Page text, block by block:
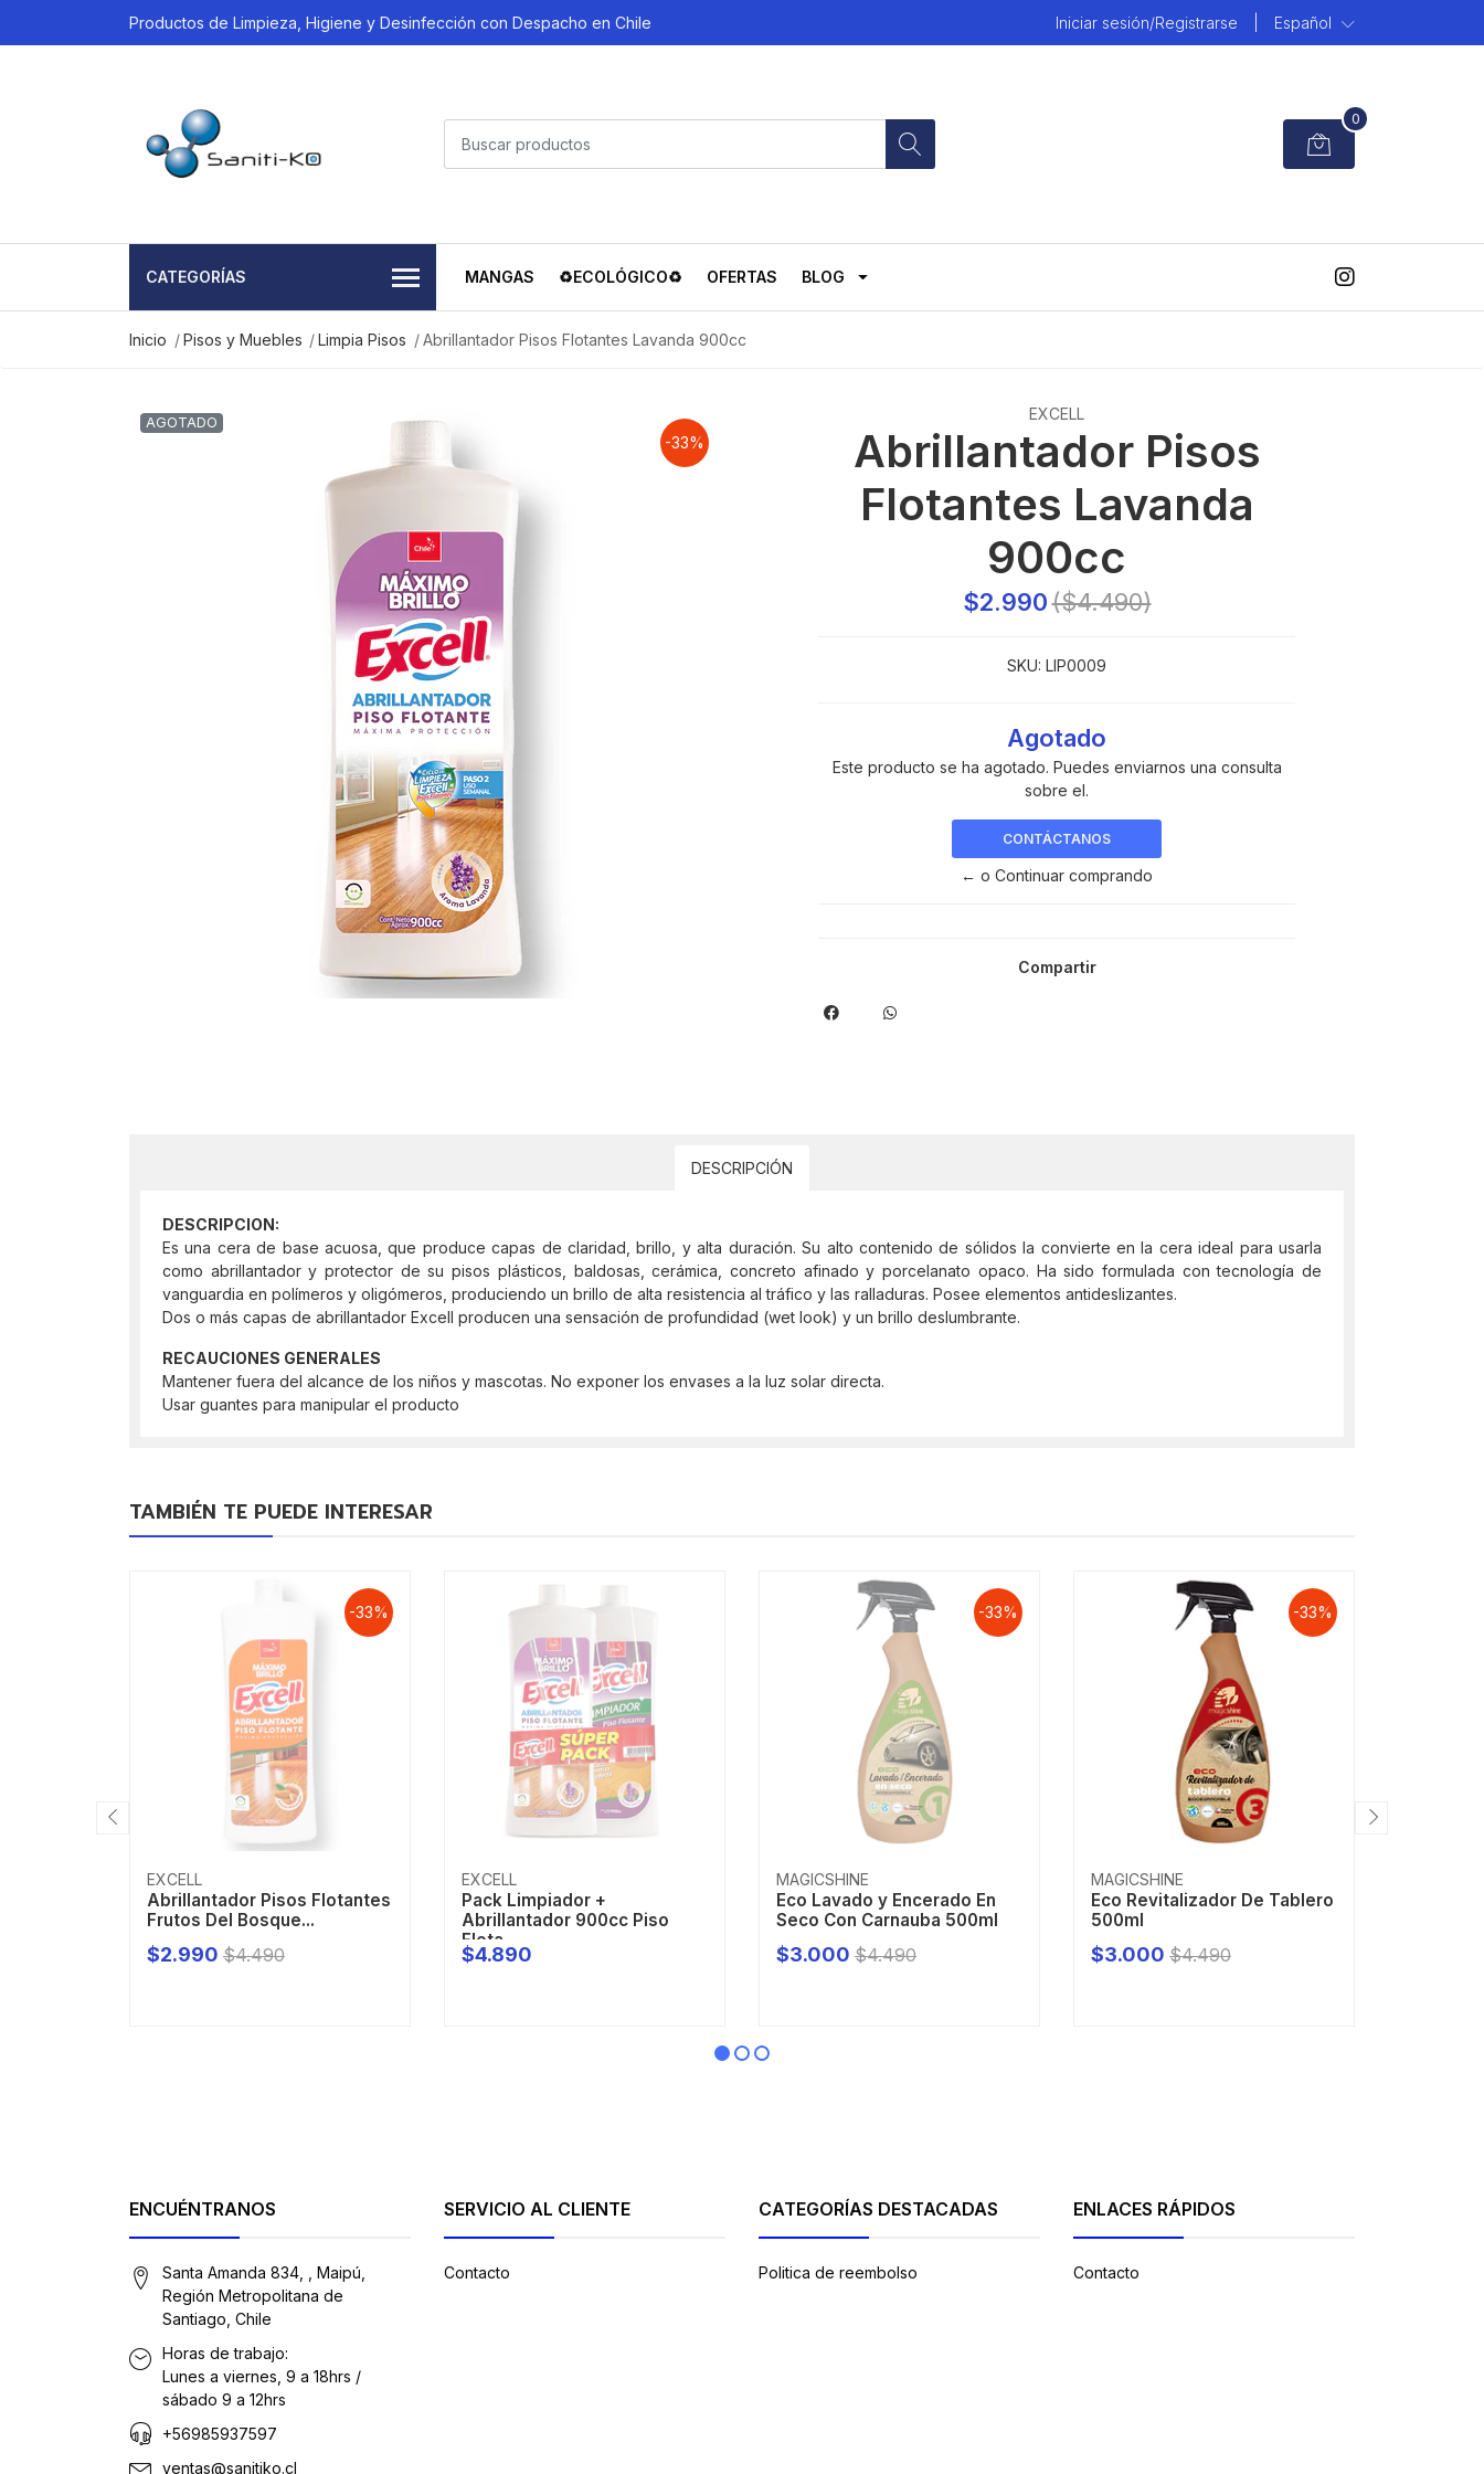
Productos de Limpieza, Higiene y Desinfección con Despacho en Chile Iniciar sesión/Registrarse Español
0
CATEGORÍAS MANGAS ♻️ECOLÓGICO♻️ OFERTAS BLOG
Inicio Pisos y Muebles Limpia Pisos Abrillantador Pisos Flotantes Lavanda 900cc
AGOTADO
-33%
EXCELL
Abrillantador Pisos
Flotantes Lavanda
900cc
$2.990($4.490)
SKU: LIP0009
Agotado
Este producto se ha agotado. Puedes enviarnos una consulta
sobre el.
CONTÁCTANOS
← o Continuar comprando
Compartir
DESCRIPCIÓN
DESCRIPCION:
Es una cera de base acuosa, que produce capas de claridad, brillo, y alta duración. Su alto contenido de sólidos la convierte en la cera ideal para usarla
como abrillantador y protector de su pisos plásticos, baldosas, cerámica, concreto afinado y porcelanato opaco. Ha sido formulada con tecnología de
vanguardia en polímeros y oligómeros, produciendo un brillo de alta resistencia al tráfico y las ralladuras. Posee elementos antideslizantes.
Dos o más capas de abrillantador Excell producen una sensación de profundidad (wet look) y un brillo deslumbrante.
RECAUCIONES GENERALES
Mantener fuera del alcance de los niños y mascotas. No exponer los envases a la luz solar directa.
Usar guantes para manipular el producto
TAMBIÉN TE PUEDE INTERESAR
-33%
EXCELL
Abrillantador Pisos Flotantes
Frutos Del Bosque...
AGOTADO
$2.990 $4.490
EXCELL
Pack Limpiador +
Abrillantador 900cc Piso
Flota...
$4.890
-33%
MAGICSHINE
Eco Lavado y Encerado En
Seco Con Carnauba 500ml
AGOTADO
$3.000 $4.490
-33%
MAGICSHINE
Eco Revitalizador De Tablero
500ml
+
-
$3.000 $4.490
ENCUÉNTRANOS
Santa Amanda 834, , Maipú,
Región Metropolitana de
Santiago, Chile
Horas de trabajo:
Lunes a viernes, 9 a 18hrs /
sábado 9 a 12hrs
+56985937597
ventas@sanitiko.cl
SERVICIO AL CLIENTE
Contacto
CATEGORÍAS DESTACADAS
Politica de reembolso
ENLACES RÁPIDOS
Contacto